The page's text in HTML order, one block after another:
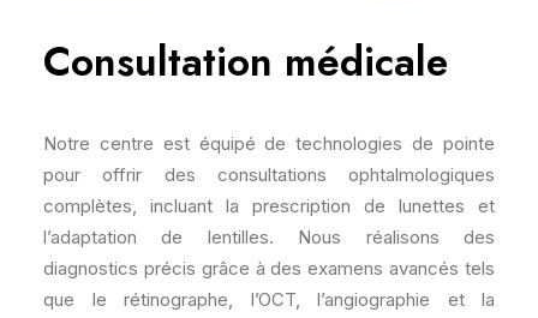
Consultation médicale
Notre centre est équipé de technologies de pointe
pour offrir des consultations ophtalmologiques
complètes, incluant la prescription de lunettes et
l’adaptation de lentilles. Nous réalisons des
diagnostics précis grâce à des examens avancés tels
que le rétinographe, l’OCT, l’angiographie et la